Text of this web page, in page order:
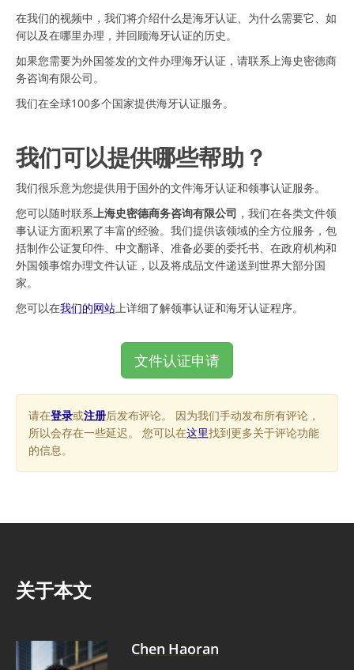
在我们的视频中，我们将介绍什么是海牙认证、为什么需要它、如
何以及在哪里办理，并回顾海牙认证的历史。
如果您需要为外国签发的文件办理海牙认证，请联系上海史密德商
务咨询有限公司。
我们在全球100多个国家提供海牙认证服务。
我们可以提供哪些帮助？
我们很乐意为您提供用于国外的文件海牙认证和领事认证服务。
您可以随时联系 上海史密德商务咨询有限公司 ，我们在各类文件领
事认证方面积累了丰富的经验。我们提供该领域的全方位服务，包
括制作公证复印件、中文翻译、准备必要的委托书、在政府机构和
外国领事馆办理文件认证，以及将成品文件递送到世界大部分国
家。
您可以在我们的网站 上详细了解领事认证和海牙认证程序。
文件认证申请
请在登录或注册后发布评论。 因为我们手动发布所有评论，
所以会存在一些延迟。 您可以在这里找到更多关于评论功能
的信息。
关于本文
Chen Haoran